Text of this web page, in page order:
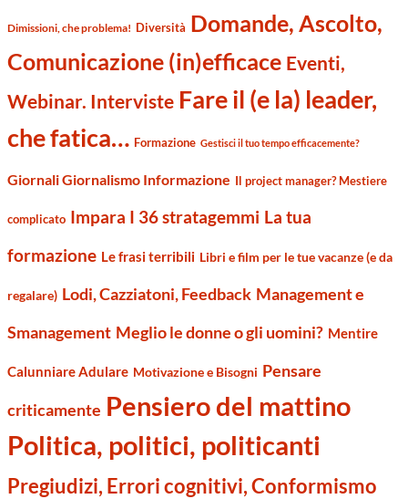
Dimissioni, che problema! Diversità Domande, Ascolto,
Comunicazione (in)efficace Eventi,
Webinar. Interviste Fare il (e la) leader,
che fatica… Formazione Gestisci il tuo tempo efficacemente?
Giornali Giornalismo Informazione Il project manager? Mestiere
complicato Impara I 36 stratagemmi La tua
formazione Le frasi terribili Libri e film per le tue vacanze (e da
regalare) Lodi, Cazziatoni, Feedback Management e
Smanagement Meglio le donne o gli uomini? Mentire
Calunniare Adulare Motivazione e Bisogni Pensare
criticamente Pensiero del mattino
Politica, politici, politicanti
Pregiudizi, Errori cognitivi, Conformismo